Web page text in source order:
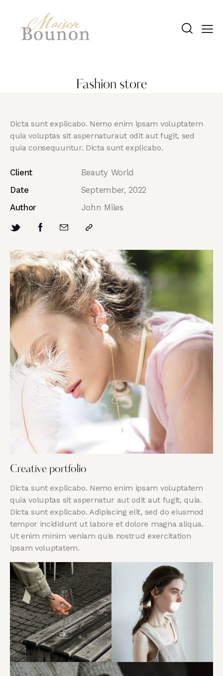
Fashion store
Creative portfolio
Dicta sunt explicabo. Nemo enim ipsam voluptatem
quia voluptas sit aspernatur aut odit aut fugit, quia.
Dicta sunt explicabo. Adipiscing elit, sed do eiusmod
tempor incididunt ut labore et dolore magna aliqua.
Ut enim minim veniam quis nostrud exercitation
ipsam voluptatem.
Dicta sunt explicabo. Nemo enim ipsam voluptatem
quia voluptas sit aspernaturaut odit aut fugit, sed
quia consequuntur. Dicta sunt explicabo.
Client
Beauty World
Date
September, 2022
Author
John Miles